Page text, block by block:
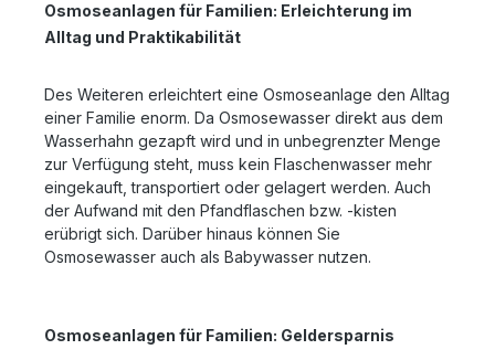
Osmoseanlagen für Familien: Erleichterung im
Alltag und Praktikabilität
Des Weiteren erleichtert eine Osmoseanlage den Alltag
einer Familie enorm. Da Osmosewasser direkt aus dem
Wasserhahn gezapft wird und in unbegrenzter Menge
zur Verfügung steht, muss kein Flaschenwasser mehr
eingekauft, transportiert oder gelagert werden. Auch
der Aufwand mit den Pfandflaschen bzw. -kisten
erübrigt sich. Darüber hinaus können Sie
Osmosewasser auch als Babywasser nutzen.
Osmoseanlagen für Familien: Geldersparnis